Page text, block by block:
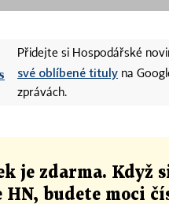
Přidejte si Hospodářské
své oblíbené tituly na
zprávách.
je zdarma. Když
budete moci